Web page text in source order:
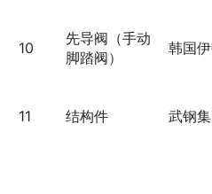
10
先导阀（手动
脚踏阀）
韩国
11 结构件 武钢